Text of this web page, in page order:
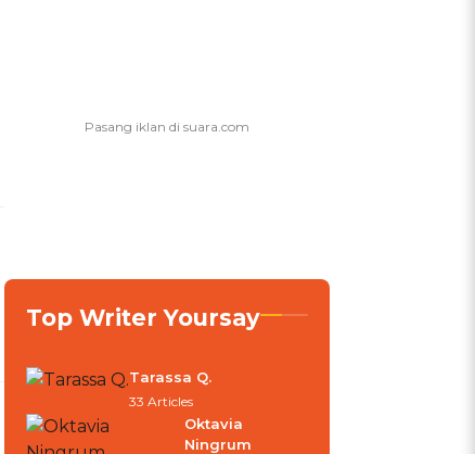
Top Writer Yoursay
Tarassa Q.
33 Articles
Oktavia
Ningrum